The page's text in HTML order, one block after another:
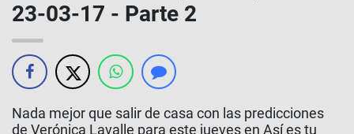
23-03-17 - Parte 2
Nada mejor que salir de casa con las predicciones
de Verónica Lavalle para este jueves en Así es tu